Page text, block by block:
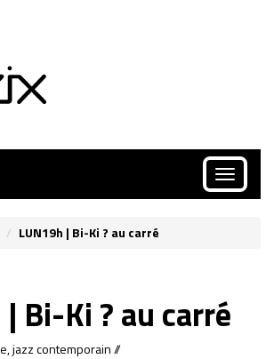
Toggle
LUN19h | Bi-Ki ? au carré
Bi-Ki ? au carré
jazz contemporain //